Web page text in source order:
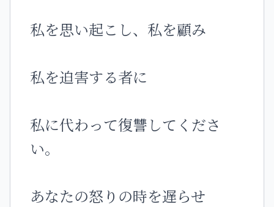
私を思い起こし、私を顧み
私を迫害する者に
私に代わって復讐してくださ
い。
あなたの怒りの時を遅らせ